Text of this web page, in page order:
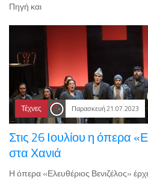
Πηγή και
Τέχνες Παρασκευή 21.07.2023
Στις 26 Ιουλίου η όπερα
στα Χανιά
Η όπερα «Ελευθέριος Βενιζέλος»